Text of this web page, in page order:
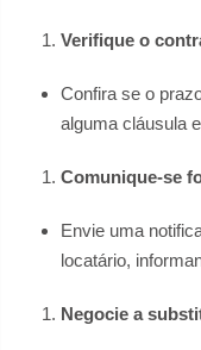
Verifique o
Confira se o
alguma cláusula
Comunique-se
Envie uma
locatário,
Negocie a